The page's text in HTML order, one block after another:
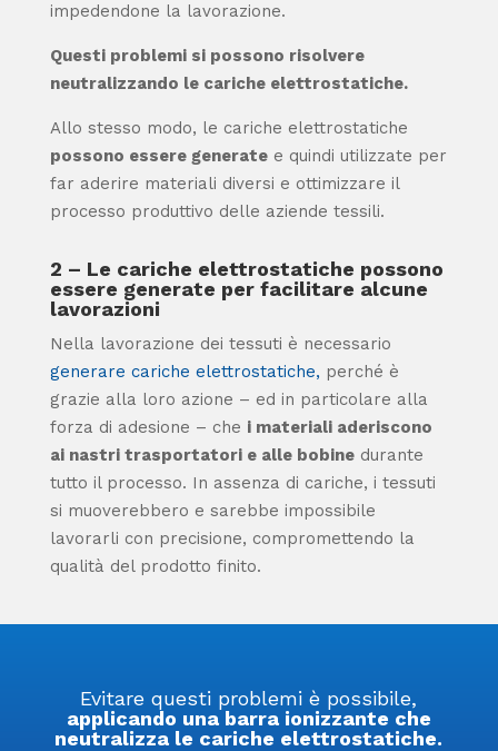
impedendone la lavorazione.
Questi problemi si possono risolvere
neutralizzando le cariche elettrostatiche.
Allo stesso modo, le cariche elettrostatiche
possono essere generatee quindi utilizzate per
far aderire materiali diversi e ottimizzare il
processo produttivo delle aziende tessili.
2 – Le cariche elettrostatiche possono
essere generate per facilitare alcune
lavorazioni
Nella lavorazione dei tessuti è necessario
generare cariche elettrostatiche, perché è
grazie alla loro azione – ed in particolare alla
forza di adesione – che i materiali aderiscono
ai nastri trasportatori e alle bobinedurante
tutto il processo. In assenza di cariche, i tessuti
si muoverebbero e sarebbe impossibile
lavorarli con precisione, compromettendo la
qualità del prodotto finito.
Evitare questi problemi è possibile,
applicando una barra ionizzante che
neutralizza le cariche elettrostatiche.